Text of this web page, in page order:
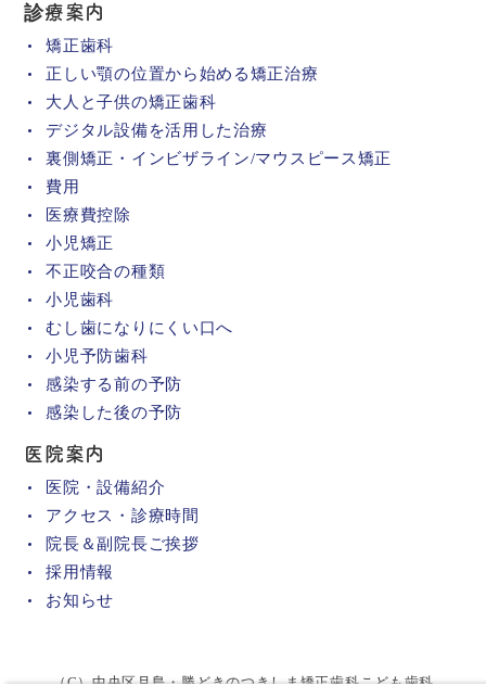
診療案内
矯正歯科
正しい顎の位置から始める矯正治療
大人と子供の矯正歯科
デジタル設備を活用した治療
裏側矯正・インビザライン/マウスピース矯正
費用
医療費控除
小児矯正
不正咬合の種類
小児歯科
むし歯になりにくい口へ
小児予防歯科
感染する前の予防
感染した後の予防
医院案内
医院・設備紹介
アクセス・診療時間
院長＆副院長ご挨拶
採用情報
お知らせ
（C）中央区月島・勝どきのつきしま矯正歯科こども歯科